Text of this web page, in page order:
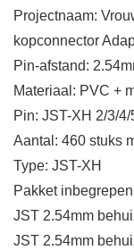
Projectnaam:
kopconnector
Pin-afstand:
Materiaal: PVC +
Pin: JST-XH 2/3/
Aantal: 460 stuks
Type: JST-XH
Pakket
JST 2.54mm
JST 2.54mm